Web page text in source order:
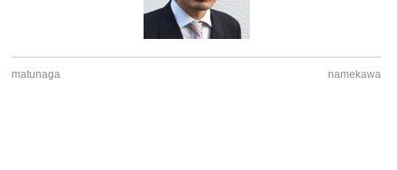
matunaga namekawa